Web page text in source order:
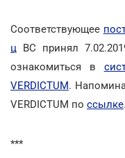
Соответствующее
ц ВС принял
ознакомиться в
VERDICTUM.
VERDICTUM по ссылке.
***